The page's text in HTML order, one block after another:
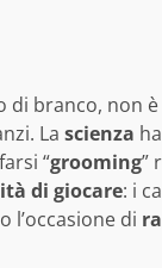
di branco, non
La scienza
“grooming”
di giocare: i
l’occasione di